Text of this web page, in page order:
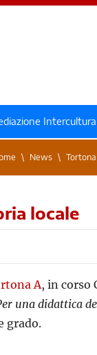
News
locale
A, in corso
una didattica
grado.